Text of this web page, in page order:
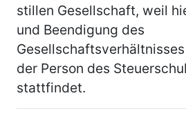
stillen Gesellschaft, weil
und Beendigung des
der Person des
stattfindet.